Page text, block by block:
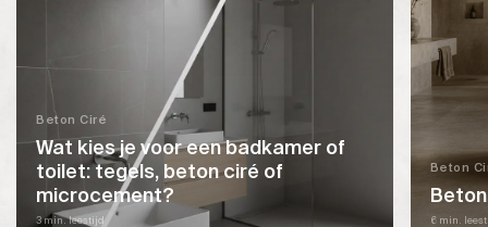
Beton Ciré
Wat kies je voor een badkamer of
toilet: tegels, beton ciré of
microcement?
3 min. leestijd
Beton
6 min.